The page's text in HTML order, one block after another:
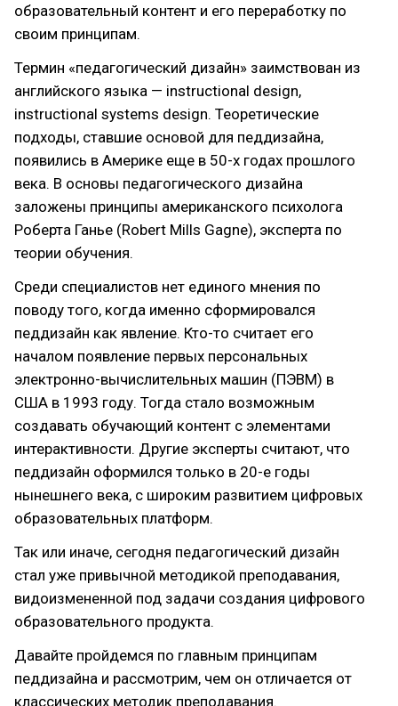
образовательный контент и его переработку по
своим принципам.
Термин «педагогический дизайн» заимствован из
английского языка — instructional design,
instructional systems design. Теоретические
подходы, ставшие основой для педдизайна,
появились в Америке еще в 50-х годах прошлого
века. В основы педагогического дизайна
заложены принципы американского психолога
Роберта Ганье (Robert Mills Gagne), эксперта по
теории обучения.
Среди специалистов нет единого мнения по
поводу того, когда именно сформировался
педдизайн как явление. Кто-то считает его
началом появление первых персональных
электронно-вычислительных машин (ПЭВМ) в
США в 1993 году. Тогда стало возможным
создавать обучающий контент с элементами
интерактивности. Другие эксперты считают, что
педдизайн оформился только в 20-е годы
нынешнего века, с широким развитием цифровых
образовательных платформ.
Так или иначе, сегодня педагогический дизайн
стал уже привычной методикой преподавания,
видоизмененной под задачи создания цифрового
образовательного продукта.
Давайте пройдемся по главным принципам
педдизайна и рассмотрим, чем он отличается от
классических методик преподавания.